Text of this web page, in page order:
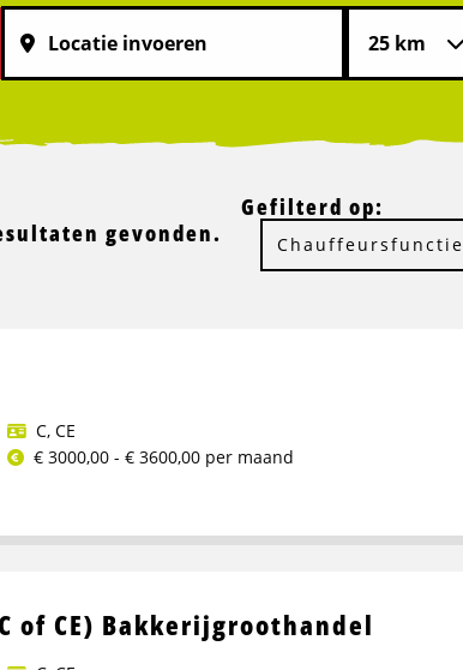
gevonden.
Gefilterd op:
Chauffeursfunctie
C, CE
€ 3000,00 - € 3600,00 per maand
of CE) Bakkerijgroothandel